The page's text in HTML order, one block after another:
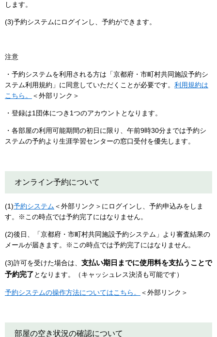
します。
(3)予約システムにログインし、予約ができます。
注意
・予約システムを利用される方は「京都府・市町村共同施設予約シ
ステム利用規約」に同意していただくことが必要です。 利用規約は
こちら。
＜外部リンク＞
・登録は1団体につき1つのアカウントとなります。
・各部屋の利用可能期間の初日に限り、午前9時30分までは予約シ
ステムの予約より生涯学習センターの窓口受付を優先します。
オンライン予約について
(1)予約システム ＜外部リンク＞ にログインし、予約申込みをしま
す。※この時点では予約完了にはなりません。
(2)後日、「京都府・市町村共同施設予約システム」より審査結果の
メールが届きます。※この時点では予約完了にはなりません。
(3)許可を受けた場合は、 支払い期日までに使用料を支払うことで
予約完了となります。（キャッシュレス決済も可能です）
予約システムの操作方法についてはこちら。 ＜外部リンク＞
部屋の空き状況の確認について